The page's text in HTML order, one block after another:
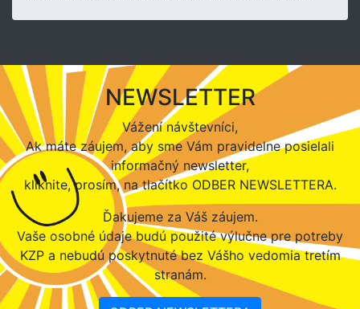
NEWSLETTER
Vážení návštevníci,
Ak máte záujem, aby sme Vám pravidelne posielali
informačný newsletter,
kliknite, prosím, na tlačítko ODBER NEWSLETTERA.
Ďakujeme za Váš záujem.
Vaše osobné údaje budú použité výlučne pre potreby
KZP a nebudú poskytnuté bez Vášho vedomia tretím
stranám.